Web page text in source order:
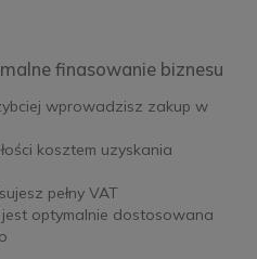
finasowanie biznesu
wprowadzisz zakup w
kosztem uzyskania
pełny VAT
optymalnie dostosowana